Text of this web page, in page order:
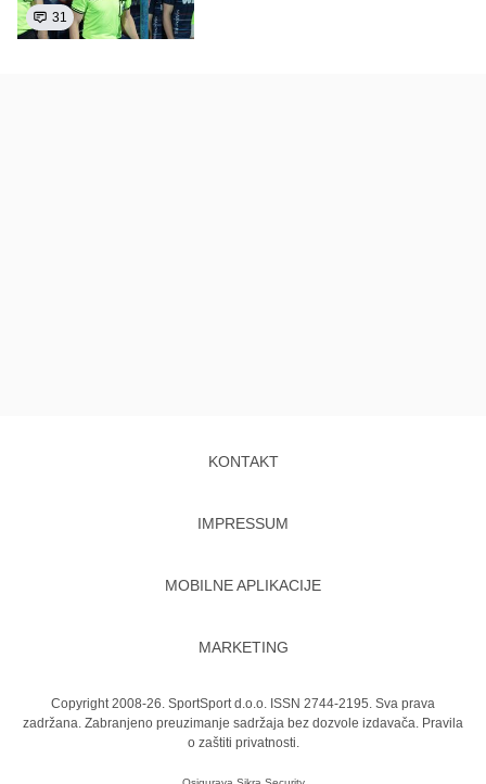
31
KONTAKT
IMPRESSUM
MOBILNE APLIKACIJE
MARKETING
Copyright 2008-26. SportSport d.o.o. ISSN 2744-2195. Sva prava
zadržana. Zabranjeno preuzimanje sadržaja bez dozvole izdavača. Pravila
o zaštiti privatnosti.